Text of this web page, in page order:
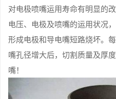
对电极喷嘴运用寿命有明显的
电压、电极及喷嘴的运用状况
形成电极和导电嘴短路烧坏。
嘴孔径增大后，切割质量及厚
嘴！